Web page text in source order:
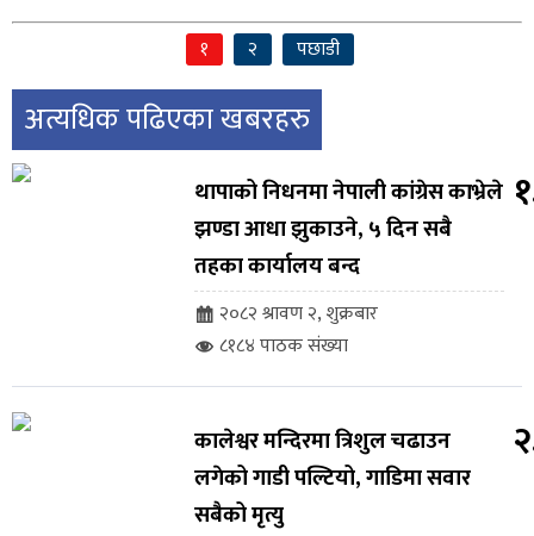
१ २ पछाडी
अत्यधिक पढिएका खबरहरु
थापाको निधनमा नेपाली कांग्रेस काभ्रेले
झण्डा आधा झुकाउने, ५ दिन सबै
तहका कार्यालय बन्द
२०८२ श्रावण २, शुक्रबार
८१८४ पाठक संख्या
कालेश्वर मन्दिरमा त्रिशुल चढाउन
लगेको गाडी पल्टियो, गाडिमा सवार
सबैको मृत्यु